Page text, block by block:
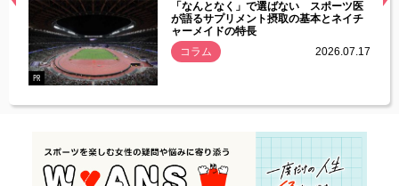
常
PR
「なんとなく」で選ばない スポーツ医
が語るサプリメント摂取の基本とネイチ
ャーメイドの特長
コラム
2026.07.17